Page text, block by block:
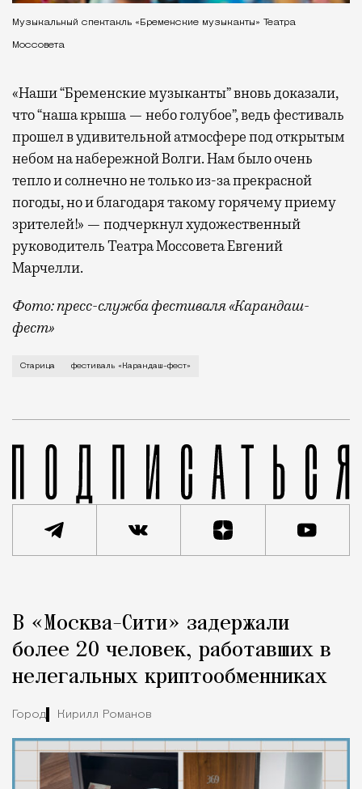
Музыкальный спектакль «Бременские музыканты» Театра
Моссовета
«Наши “Бременские музыканты” вновь доказали,
что “наша крыша — небо голубое”, ведь фестиваль
прошел в удивительной атмосфере под открытым
небом на набережной Волги. Нам было очень
тепло и солнечно не только из-за прекрасной
погоды, но и благодаря такому горячему приему
зрителей!» — подчеркнул художественный
руководитель Театра Моссовета Евгений
Марчелли.
Фото: пресс-служба фестиваля «Карандаш-
фест»
В минувший уикенд маленькая Старица в
Старица фестиваль «Карандаш-фест»
Город
В «Москва-Сити» задержали
более 20 человек, работавших в
нелегальных криптообменниках
Город Кирилл Романов